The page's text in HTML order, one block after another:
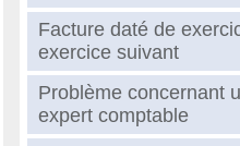
Facture daté de
exercice suivant
Problème concernant
expert comptable